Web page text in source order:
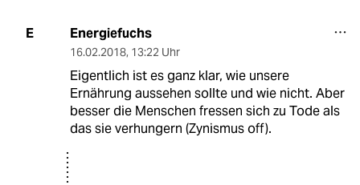
E Energiefuchs
16.02.2018, 13:22 Uhr
Eigentlich ist es ganz klar, wie unsere
Ernährung aussehen sollte und wie nicht. Aber
besser die Menschen fressen sich zu Tode als
das sie verhungern (Zynismus off).